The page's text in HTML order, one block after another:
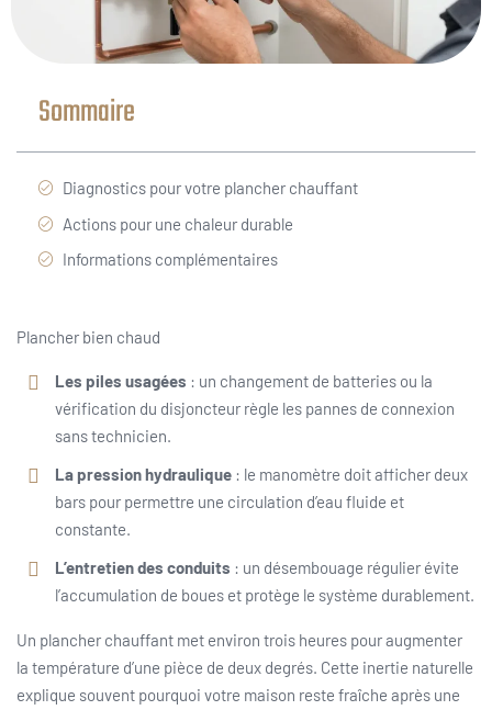
Sommaire
Diagnostics pour votre plancher chauffant
Actions pour une chaleur durable
Informations complémentaires
Plancher bien chaud
Les piles usagées : un changement de batteries ou la
vérification du disjoncteur règle les pannes de connexion
sans technicien.
La pression hydraulique : le manomètre doit afficher deux
bars pour permettre une circulation d’eau fluide et
constante.
L’entretien des conduits : un désembouage régulier évite
l’accumulation de boues et protège le système durablement.
Un plancher chauffant met environ trois heures pour augmenter
la température d’une pièce de deux degrés. Cette inertie naturelle
explique souvent pourquoi votre maison reste fraîche après une